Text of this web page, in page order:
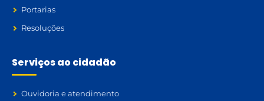
Portarias
Resoluções
Serviços ao cidadão
Ouvidoria e atendimento